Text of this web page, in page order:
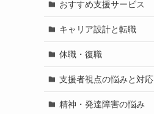
おすすめ支援サービス
キャリア設計と転職
休職・復職
支援者視点の悩みと対応
精神・発達障害の悩み